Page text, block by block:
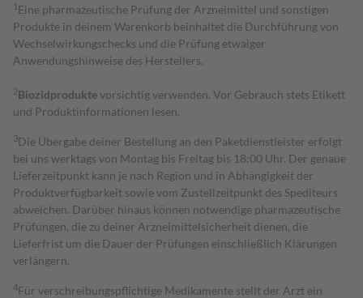
1 Eine pharmazeutische Prüfung der Arzneimittel und sonstigen
Produkte in deinem Warenkorb beinhaltet die Durchführung von
Wechselwirkungschecks und die Prüfung etwaiger
Anwendungshinweise des Herstellers.
2Biozidproduktevorsichtig verwenden. Vor Gebrauch stets Etikett
und Produktinformationen lesen.
3Die Übergabe deiner Bestellung an den Paketdienstleister erfolgt
bei uns werktags von Montag bis Freitag bis 18:00 Uhr. Der genaue
Lieferzeitpunkt kann je nach Region und in Abhängigkeit der
Produktverfügbarkeit sowie vom Zustellzeitpunkt des Spediteurs
abweichen. Darüber hinaus können notwendige pharmazeutische
Prüfungen, die zu deiner Arzneimittelsicherheit dienen, die
Lieferfrist um die Dauer der Prüfungen einschließlich Klärungen
verlängern.
4Für verschreibungspflichtige Medikamente stellt der Arzt ein